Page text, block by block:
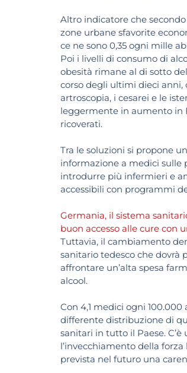
Altro indicatore che
zone urbane sfavorite
ce ne sono 0,35 ogni mille
Poi i livelli di consumo di
obesità rimane al di sotto
corso degli ultimi dieci anni,
artroscopia, i cesarei e le
leggermente in aumento in
ricoverati.
Tra le soluzioni si propone
informazione a medici sulle
introdurre più infermieri e
accessibili con programmi
Germania, il sistema
buon accesso alle cure con
Tuttavia, il cambiamento
sanitario tedesco che dovrà
affrontare un’alta spesa
alcool.
Con 4,1 medici ogni
differente distribuzione di
sanitari in tutto il Paese.
l’invecchiamento della
prevista nel futuro una